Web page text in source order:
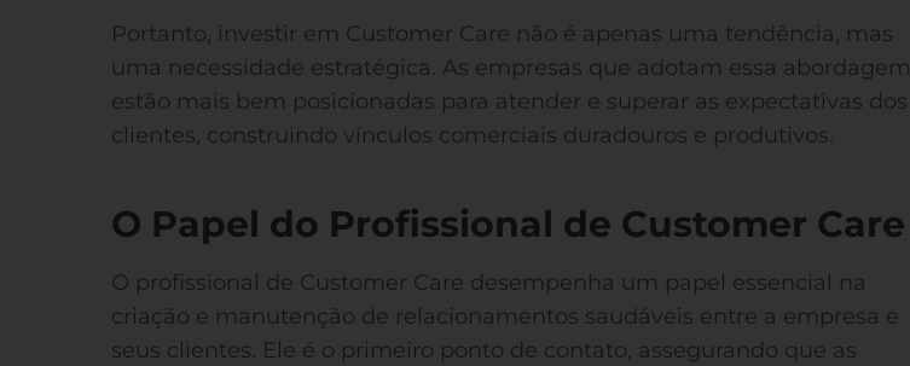
Portanto, investir em Customer Care não é apenas uma tendência, mas
uma necessidade estratégica. As empresas que adotam essa abordagem
estão mais bem posicionadas para atender e superar as expectativas dos
clientes, construindo vínculos comerciais duradouros e produtivos.
O Papel do Profissional de Customer Care
O profissional de Customer Care desempenha um papel essencial na
criação e manutenção de relacionamentos saudáveis entre a empresa e
seus clientes. Ele é o primeiro ponto de contato, assegurando que as